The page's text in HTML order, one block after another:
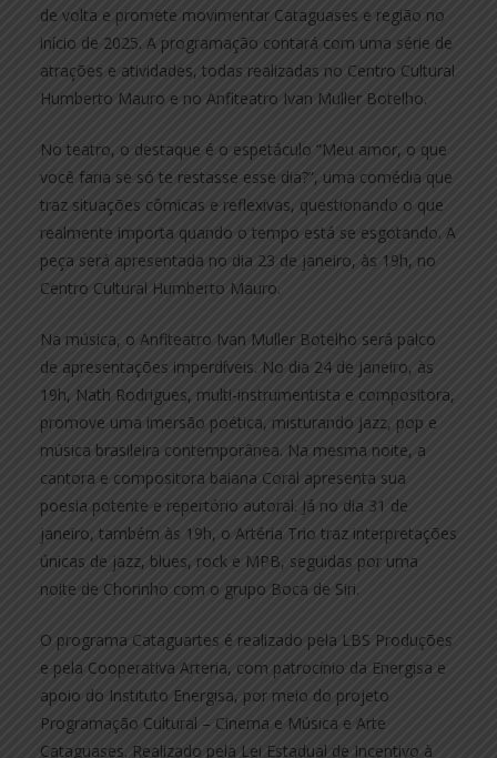
de volta e promete movimentar Cataguases e região no
início de 2025. A programação contará com uma série de
atrações e atividades, todas realizadas no Centro Cultural
Humberto Mauro e no Anfiteatro Ivan Muller Botelho.
No teatro, o destaque é o espetáculo “Meu amor, o que
você faria se só te restasse esse dia?”, uma comédia que
traz situações cômicas e reflexivas, questionando o que
realmente importa quando o tempo está se esgotando. A
peça será apresentada no dia 23 de janeiro, às 19h, no
Centro Cultural Humberto Mauro.
Na música, o Anfiteatro Ivan Muller Botelho será palco
de apresentações imperdíveis. No dia 24 de janeiro, às
19h, Nath Rodrigues, multi-instrumentista e compositora,
promove uma imersão poética, misturando jazz, pop e
música brasileira contemporânea. Na mesma noite, a
cantora e compositora baiana Coral apresenta sua
poesia potente e repertório autoral. Já no dia 31 de
janeiro, também às 19h, o Artéria Trio traz interpretações
únicas de jazz, blues, rock e MPB, seguidas por uma
noite de Chorinho com o grupo Boca de Siri.
O programa Cataguartes é realizado pela LBS Produções
e pela Cooperativa Arteria, com patrocínio da Energisa e
apoio do Instituto Energisa, por meio do projeto
Programação Cultural – Cinema e Música e Arte
Cataguases. Realizado pela Lei Estadual de Incentivo à